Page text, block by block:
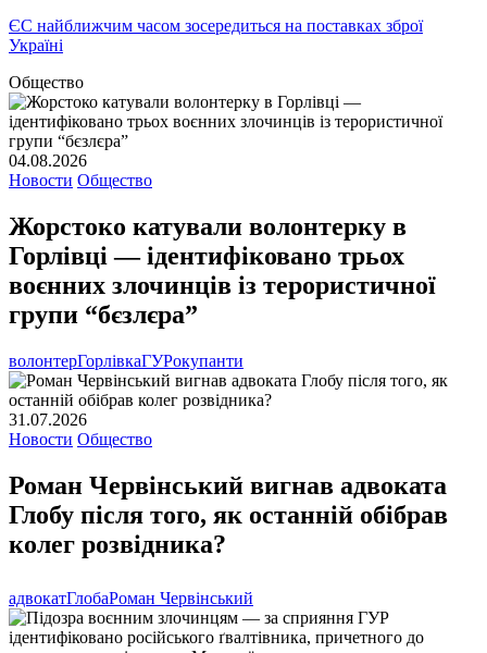
ЄС найближчим часом зосередиться на поставках зброї
Україні
Общество
04.08.2026
Новости Общество
Жорстоко катували волонтерку в
Горлівці — ідентифіковано трьох
воєнних злочинців із терористичної
групи “бєзлєра”
волонтерГорлівкаГУРокупанти
31.07.2026
Новости Общество
Роман Червінський вигнав адвоката
Глобу після того, як останній обібрав
колег розвідника?
адвокатГлобаРоман Червінський